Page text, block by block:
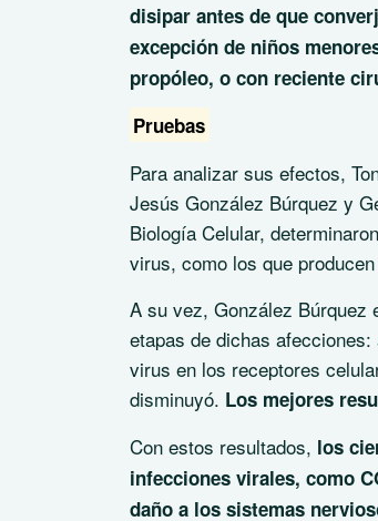
disipar antes de que
excepción de niños
propóleo, o con reciente
Pruebas
Para analizar sus efectos,
Jesús González Búrquez y
Biología Celular,
virus, como los que producen
A su vez, González Búrquez
etapas de dichas
virus en los receptores
disminuyó. Los mejores
Con estos resultados, los
infecciones virales, como
daño a los sistemas